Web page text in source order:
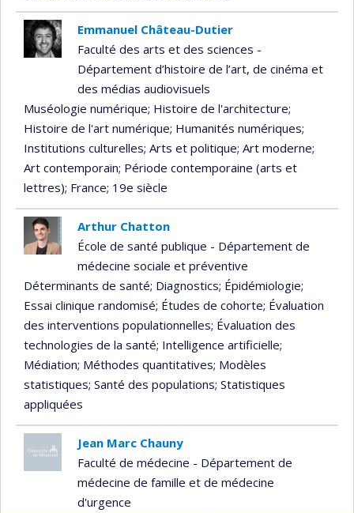
Emmanuel Château-Dutier
Faculté des arts et des sciences -
Département d’histoire de l’art, de cinéma et
des médias audiovisuels
Muséologie numérique; Histoire de l'architecture;
Histoire de l'art numérique; Humanités numériques;
Institutions culturelles; Arts et politique; Art moderne;
Art contemporain; Période contemporaine (arts et
lettres); France; 19e siècle
Arthur Chatton
École de santé publique - Département de
médecine sociale et préventive
Déterminants de santé; Diagnostics; Épidémiologie;
Essai clinique randomisé; Études de cohorte; Évaluation
des interventions populationnelles; Évaluation des
technologies de la santé; Intelligence artificielle;
Médiation; Méthodes quantitatives; Modèles
statistiques; Santé des populations; Statistiques
appliquées
Jean Marc Chauny
Faculté de médecine - Département de
médecine de famille et de médecine
d'urgence